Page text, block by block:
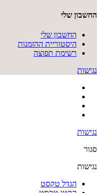
החשבון שלי
החשבון שלי
היסטוריית ההזמנות
רשימת תפוצה
נגישות
נגישות
סגור
נגישות
הגדל טקסט